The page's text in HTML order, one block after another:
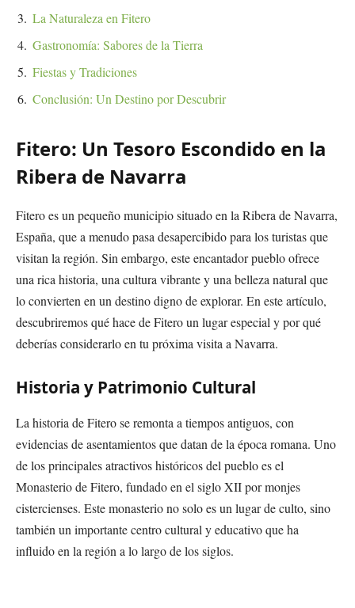
La Naturaleza en Fitero
Gastronomía: Sabores de la Tierra
Fiestas y Tradiciones
Conclusión: Un Destino por Descubrir
Fitero: Un Tesoro Escondido en la
Ribera de Navarra
Fitero es un pequeño municipio situado en la Ribera de Navarra,
España, que a menudo pasa desapercibido para los turistas que
visitan la región. Sin embargo, este encantador pueblo ofrece
una rica historia, una cultura vibrante y una belleza natural que
lo convierten en un destino digno de explorar. En este artículo,
descubriremos qué hace de Fitero un lugar especial y por qué
deberías considerarlo en tu próxima visita a Navarra.
Historia y Patrimonio Cultural
La historia de Fitero se remonta a tiempos antiguos, con
evidencias de asentamientos que datan de la época romana. Uno
de los principales atractivos históricos del pueblo es el
Monasterio de Fitero, fundado en el siglo XII por monjes
cistercienses. Este monasterio no solo es un lugar de culto, sino
también un importante centro cultural y educativo que ha
influido en la región a lo largo de los siglos.